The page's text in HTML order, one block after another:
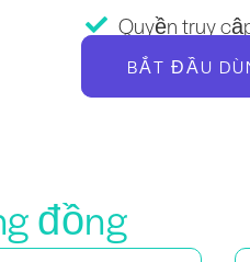
Quyền truy
BẮT ĐẦU
đồng